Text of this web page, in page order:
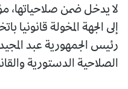
لا يدخل ضمن صلاحياتها،
إلى الجهة المخولة قانونيا
رئيس الجمهورية عبد
الصلاحية الدستورية